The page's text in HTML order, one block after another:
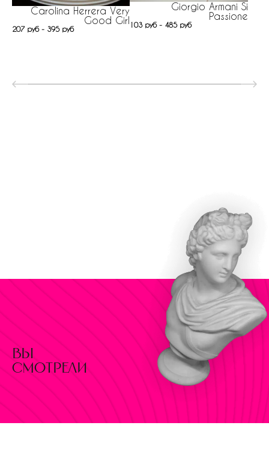
Carolina Herrera Very
Good Girl
207 руб - 395 руб
Giorgio Armani Si
Passione
103 руб - 485 руб
вы
смотрели